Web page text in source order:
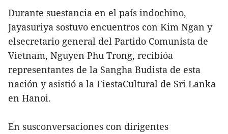
Durante suestancia en el país indochino,
Jayasuriya sostuvo encuentros con Kim Ngan y
elsecretario general del Partido Comunista de
Vietnam, Nguyen Phu Trong, recibióa
representantes de la Sangha Budista de esta
nación y asistió a la FiestaCultural de Sri Lanka
en Hanoi.
En susconversaciones con dirigentes